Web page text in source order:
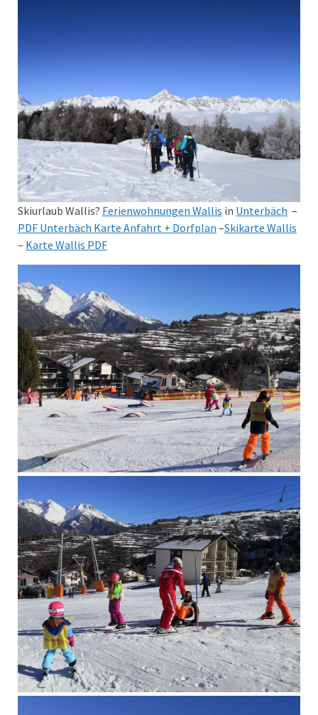
Skiurlaub Wallis? Ferienwohnungen Wallis in Unterbäch –
PDF Unterbäch Karte Anfahrt + Dorfplan –Skikarte Wallis
– Karte Wallis PDF